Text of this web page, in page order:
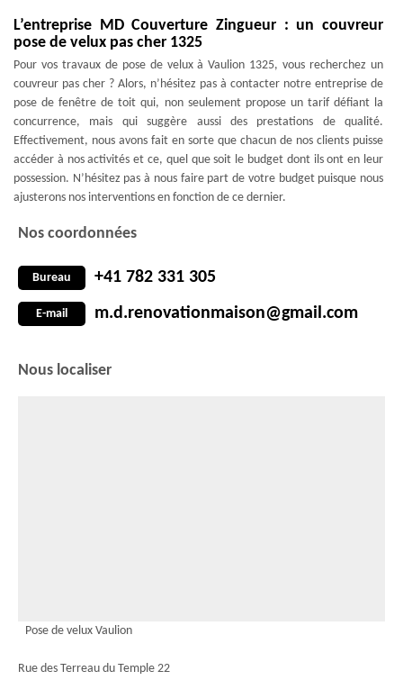
L’entreprise MD Couverture Zingueur : un couvreur
pose de velux pas cher 1325
Pour vos travaux de pose de velux à Vaulion 1325, vous recherchez un
couvreur pas cher ? Alors, n’hésitez pas à contacter notre entreprise de
pose de fenêtre de toit qui, non seulement propose un tarif défiant la
concurrence, mais qui suggère aussi des prestations de qualité.
Effectivement, nous avons fait en sorte que chacun de nos clients puisse
accéder à nos activités et ce, quel que soit le budget dont ils ont en leur
possession. N’hésitez pas à nous faire part de votre budget puisque nous
ajusterons nos interventions en fonction de ce dernier.
Nos coordonnées
Bureau +41 782 331 305
E-mail m.d.renovationmaison@gmail.com
Nous localiser
Pose de velux Vaulion
Rue des Terreau du Temple 22